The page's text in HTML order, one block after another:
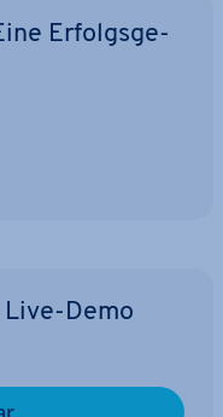
Er­folgs­ge­
Live-Demo